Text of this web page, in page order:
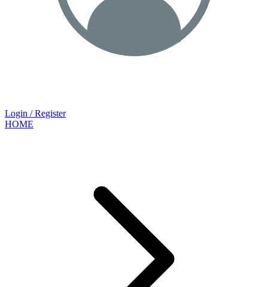
Login / Register
HOME